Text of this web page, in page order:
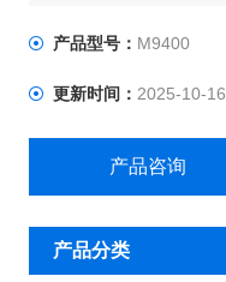
产品型号： M9400
更新时间： 2025-10-16
产品咨询
产品分类